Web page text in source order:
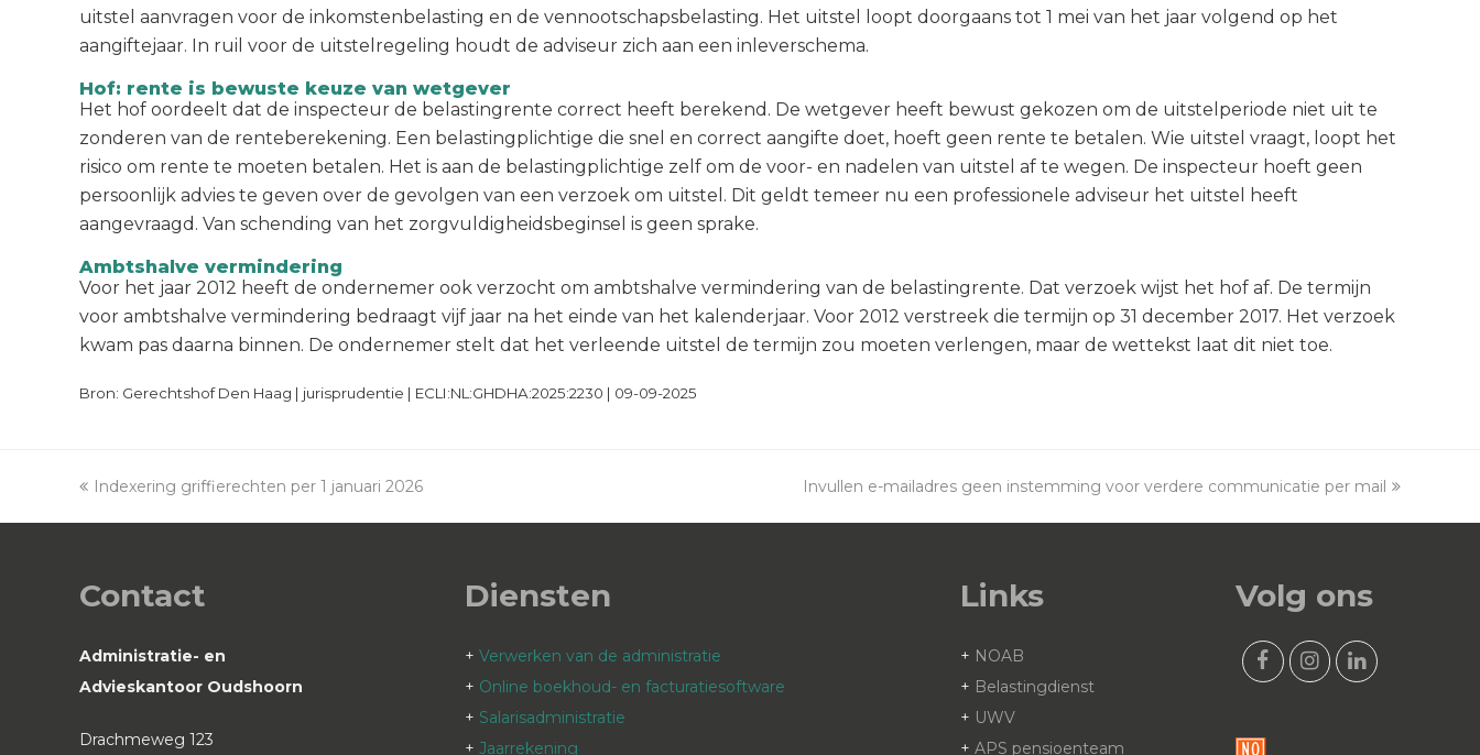
uitstel aanvragen voor de inkomstenbelasting en de vennootschapsbelasting. Het uitstel loopt doorgaans tot 1 mei van het jaar volgend op het
aangiftejaar. In ruil voor de uitstelregeling houdt de adviseur zich aan een inleverschema.
Hof: rente is bewuste keuze van wetgever
Het hof oordeelt dat de inspecteur de belastingrente correct heeft berekend. De wetgever heeft bewust gekozen om de uitstelperiode niet uit te
zonderen van de renteberekening. Een belastingplichtige die snel en correct aangifte doet, hoeft geen rente te betalen. Wie uitstel vraagt, loopt het
risico om rente te moeten betalen. Het is aan de belastingplichtige zelf om de voor- en nadelen van uitstel af te wegen. De inspecteur hoeft geen
persoonlijk advies te geven over de gevolgen van een verzoek om uitstel. Dit geldt temeer nu een professionele adviseur het uitstel heeft
aangevraagd. Van schending van het zorgvuldigheidsbeginsel is geen sprake.
Ambtshalve vermindering
Voor het jaar 2012 heeft de ondernemer ook verzocht om ambtshalve vermindering van de belastingrente. Dat verzoek wijst het hof af. De termijn
voor ambtshalve vermindering bedraagt vijf jaar na het einde van het kalenderjaar. Voor 2012 verstreek die termijn op 31 december 2017. Het verzoek
kwam pas daarna binnen. De ondernemer stelt dat het verleende uitstel de termijn zou moeten verlengen, maar de wettekst laat dit niet toe.
Bron: Gerechtshof Den Haag | jurisprudentie | ECLI:NL:GHDHA:2025:2230 | 09-09-2025
previous
Indexering griffierechten per 1 januari 2026
next
Invullen e-mailadres geen instemming voor verdere communicatie per mail
Contact
Administratie- en
Advieskantoor Oudshoorn
Drachmeweg 123
Diensten
+ Verwerken van de administratie
+ Online boekhoud- en facturatiesoftware
+ Salarisadministratie
+ Jaarrekening
Links
+ NOAB
+ Belastingdienst
+ UWV
+ APS pensioenteam
Volg ons
F
L